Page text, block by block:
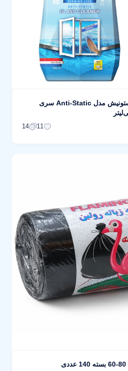
اسپری شیشه پاک کن استونیش مدل Anti-Static سری
11
14